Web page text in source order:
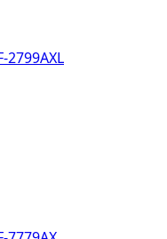
DMF-4699WI-1